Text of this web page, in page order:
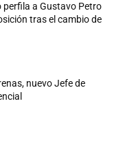
perfila a Gustavo Petro
tras el cambio de
nuevo Jefe de